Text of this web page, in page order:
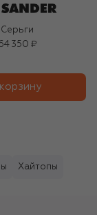
Серьги
350 ₽
Хайтопы